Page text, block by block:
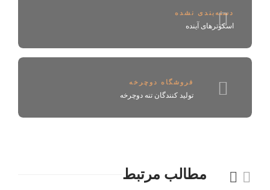
دسته‌بندی نشده
اسکوترهای آينده
فروشگاه دوچرخه
تولید کنندگان تنه دوچرخه
مطالب مرتبط